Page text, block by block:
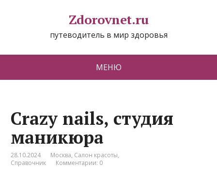
Zdorovnet.ru
путеводитель в мир здоровья
МЕНЮ
Crazy nails, студия
маникюра
28.10.2024 Москва, Салон красоты,
Справочник
Комментарии: 0